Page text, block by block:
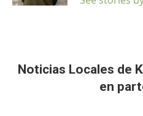
Noticias Locales de
en